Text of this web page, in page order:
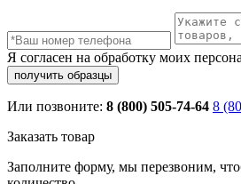
Я согласен на обработку моих
Или позвоните: 8 (800) 505-74-64 8
Заказать товар
Заполните форму, мы перезвоним,